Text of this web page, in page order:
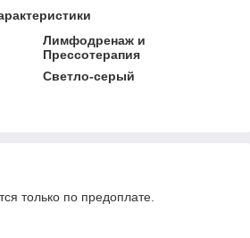
Лимфодренаж и
Прессотерапия
Светло-серый
только по предоплате.